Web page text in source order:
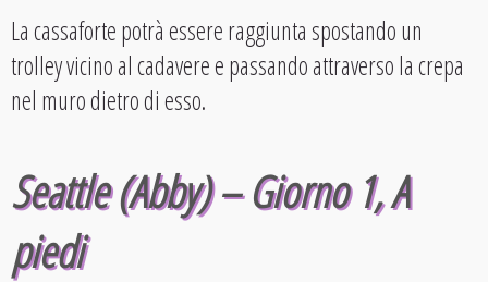
La cassaforte potrà essere raggiunta spostando un
trolley vicino al cadavere e passando attraverso la crepa
nel muro dietro di esso.
Seattle (Abby) – Giorno 1, A
piedi